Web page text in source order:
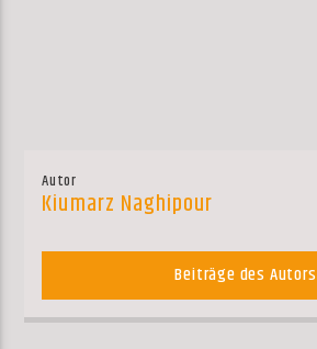
Autor
Kiumarz Naghipour
Beiträge des Autors